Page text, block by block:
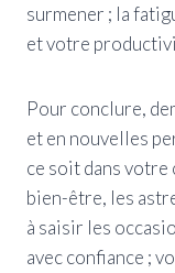
surmener ; la
et votre
Pour conclure,
et en nouvelles
ce soit dans
bien-être, les
à saisir les
avec confiance ;